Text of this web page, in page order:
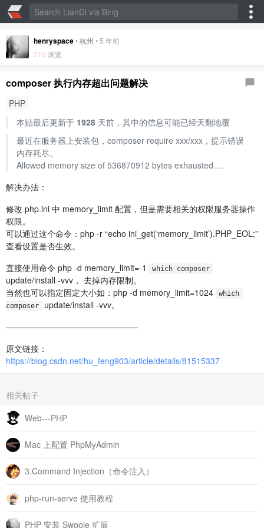
henryspace•杭州 •5 年前
210 浏览
composer 执行内存超出问题解决
PHP
本贴最后更新于 1928天前，其中的信息可能已经天翻地覆
最近在服务器上安装包，composer require xxx/xxx，提示错误
内存耗尽。
Allowed memory size of 536870912 bytes exhausted….
解决办法：
修改 php.ini 中 memory_limit 配置，但是需要相关的权限服务器操作
权限。
可以通过这个命令：php -r “echo ini_get(‘memory_limit’).PHP_EOL;”
查看设置是否生效。
直接使用命令 php -d memory_limit=-1
which composer
update/install -vvv， 去掉内存限制。
当然也可以指定固定大小如：php -d memory_limit=1024
which
composer
update/install -vvv。
————————————————
原文链接：
https://blog.csdn.net/hu_feng903/article/details/81515337
相关帖子
Web---PHP
Mac 上配置 PhpMyAdmin
3.Command Injection（命令注入）
php-run-serve 使用教程
PHP 安装 Swoole 扩展